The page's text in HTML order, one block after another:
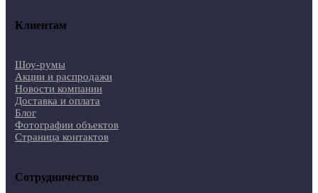
Клиентам
Шоу-румы
Акции и распродажи
Новости компании
Доставка и оплата
Блог
Фотографии объектов
Страница контактов
Сотрудничество